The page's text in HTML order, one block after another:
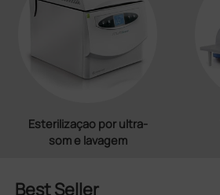
Esterilizaçao por ultra-
som e lavagem
Best Seller